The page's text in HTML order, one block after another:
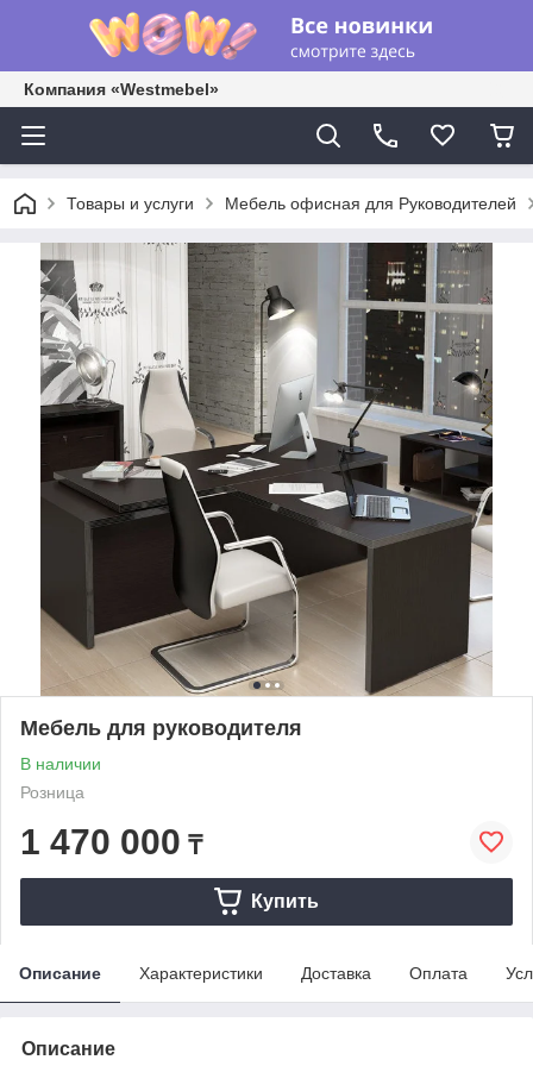
Компания «Westmebel»
Товары и услуги Мебель офисная для Руководителей
Мебель для руководителя
В наличии
Розница
1 470 000 ₸
Купить
Описание Характеристики Доставка Оплата
Описание